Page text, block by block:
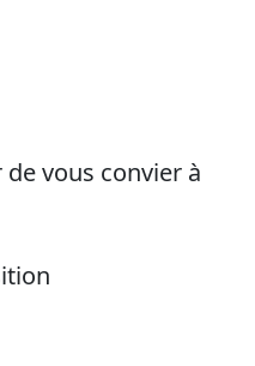
vous convier à